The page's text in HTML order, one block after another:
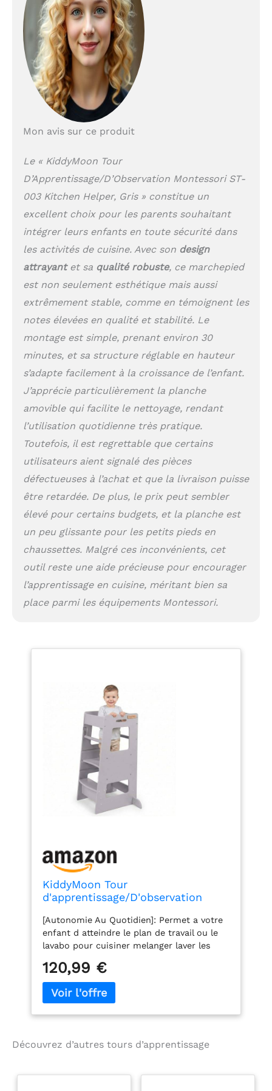
grimper sur chaises ou tabourets pour
atteindre la cuisine ou la salle de bain.
[Reglage Et Donnees]: Plateforme reglable
sur trois niveaux pour suivre la croissance.
Pour 18 mois a 7 ans charge maximale 50
kg resistance testee 90 kg dimensions 91,5
x 39,3 x 49,4. Vis et ecrous metalliques
pour un assemblage durable. [Cadeau
Ideal]: Un compagnon du quotidien pour la
cuisine et la salle de bain qui s integre a la
maison. Choix avise pour les parents et
autonomie et le jeu en famille des le jeune
Mon avis sur ce produit
Le « KiddyMoon Tour
D’Apprentissage/D’Observation Montessori ST-
003 Kitchen Helper, Gris » constitue un
excellent choix pour les parents souhaitant
intégrer leurs enfants en toute sécurité dans
les activités de cuisine. Avec son design
attrayantet sa qualité robuste, ce marchepied
est non seulement esthétique mais aussi
extrêmement stable, comme en témoignent les
notes élevées en qualité et stabilité. Le
montage est simple, prenant environ 30
minutes, et sa structure réglable en hauteur
s’adapte facilement à la croissance de l’enfant.
J’apprécie particulièrement la planche
amovible qui facilite le nettoyage, rendant
l’utilisation quotidienne très pratique.
Toutefois, il est regrettable que certains
utilisateurs aient signalé des pièces
défectueuses à l’achat et que la livraison puisse
être retardée. De plus, le prix peut sembler
élevé pour certains budgets, et la planche est
un peu glissante pour les petits pieds en
chaussettes. Malgré ces inconvénients, cet
outil reste une aide précieuse pour encourager
l’apprentissage en cuisine, méritant bien sa
place parmi les équipements Montessori.
KiddyMoon Tour
d'apprentissage/D'observation
Hauteurs Réglables Pieds Anti-
Bascule, Gris
[Autonomie Au Quotidien]: Permet a votre
enfant d atteindre le plan de travail ou le
lavabo pour cuisiner melanger laver les
confiance et rend les routines familiales
plus simples et sereines. [Developpement
Des Competences]: Stimule la motricite
et la cooperation en partageant les taches
Base elargie avec protections anti
120,99 €
Découvrez d’autres tours d’apprentissage